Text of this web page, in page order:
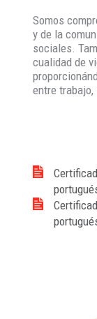
Somos
y de la
sociales.
cualidad de
entre